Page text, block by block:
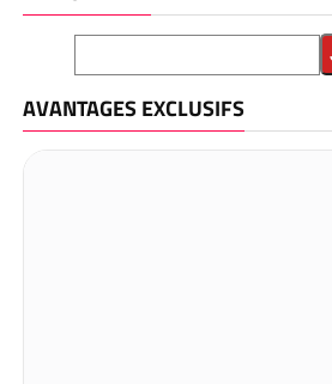
AVANTAGES EXCLUSIFS